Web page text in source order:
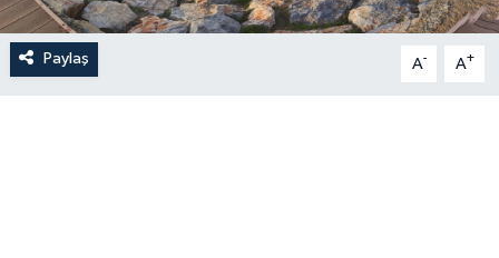
Paylaş A- A+